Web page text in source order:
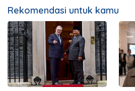
Rekomendasi untuk kamu